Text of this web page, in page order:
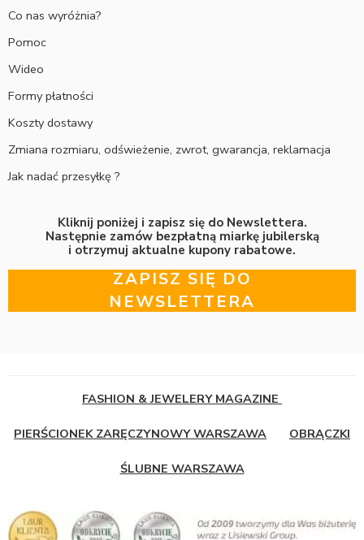
Co nas wyróżnia?
Pomoc
Wideo
Formy płatności
Koszty dostawy
Zmiana rozmiaru, odświeżenie, zwrot, gwarancja, reklamacja
Jak nadać przesyłkę ?
Kliknij poniżej i zapisz się do Newslettera.
Następnie zamów bezpłatną miarkę jubilerską
i otrzymuj aktualne kupony rabatowe.
ZAPISZ SIĘ DO
NEWSLETTERA
FASHION & JEWELERY MAGAZINE
PIERŚCIONEK ZARĘCZYNOWY WARSZAWA OBRĄCZKI
ŚLUBNE WARSZAWA